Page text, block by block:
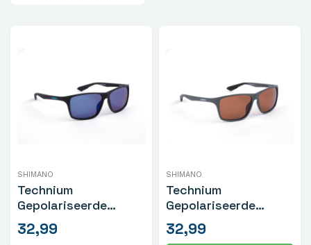
SHIMANO
Technium
Gepolariseerde
Zonnebril Mat Zwart
32,99
SHIMANO
Technium
Gepolariseerde
Zonnebril Mat Donker
Grijs
32,99